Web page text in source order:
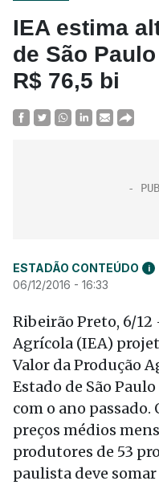
IEA estima
de São
R$ 76,5 bi
ESTADÃO CONTEÚDO i
06/12/2016 - 16:33
Ribeirão Preto, 6/
Agrícola (IEA)
Valor da Produção
Estado de São
com o ano passado.
preços médios
produtores de 53
paulista deve